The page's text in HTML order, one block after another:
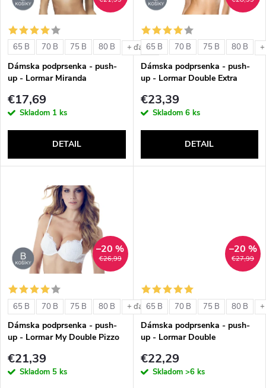
i
e
p
r
d
t
o
v
i
s
p
r
o
d
t
o
v
65 B 70 B 75 B 80 B + ďalšie
Dámska podprsenka - push-
up - Lormar Miranda
€17,69
Skladom 1 ks
DETAIL
65 B 70 B 75 B 80 B
Dámska podprsenka - push-
up - Lormar Double Extra
€23,39
Skladom 6 ks
DETAIL
€26,99
–20 %
65 B 70 B 75 B 80 B + ďalšie
Dámska podprsenka - push-
up - Lormar My Double Pizzo
€21,39
Skladom 5 ks
€27,99
–20 %
65 B 70 B 75 B 80 B
Dámska podprsenka - push-
up - Lormar Double
€22,29
Skladom >6 ks